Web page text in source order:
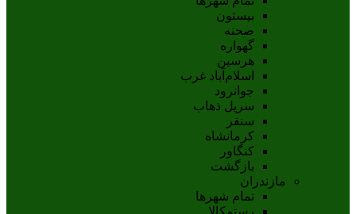
بیستون
صحنه
گهواره
هرسین
اسلام‌‌آباد غرب
جوانرود
سرپل ذهاب
سنقر
کرمانشاه
کنگاور
بازگشت
مازندران
تمام شهر‌ها
رستمکالا